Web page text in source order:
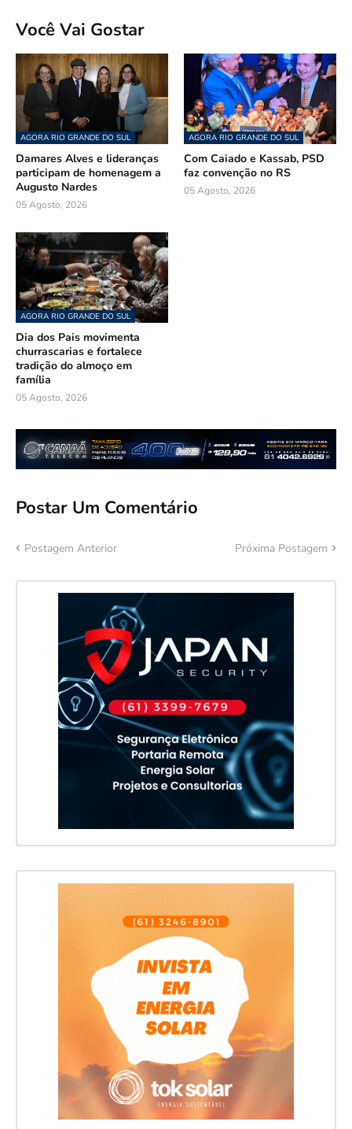
Você Vai Gostar
AGORA RIO GRANDE DO SUL
Damares Alves e lideranças
participam de homenagem a
Augusto Nardes
05 Agosto, 2026
AGORA RIO GRANDE DO SUL
Com Caiado e Kassab, PSD
faz convenção no RS
05 Agosto, 2026
AGORA RIO GRANDE DO SUL
Dia dos Pais movimenta
churrascarias e fortalece
tradição do almoço em
família
05 Agosto, 2026
Postar Um Comentário
Postagem Anterior Próxima Postagem